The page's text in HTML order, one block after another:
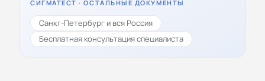
СИГМАТЕСТ · ОСТАЛЬНЫЕ ДОКУМЕНТЫ
Санкт-Петербург и вся Россия
Бесплатная консультация специалиста